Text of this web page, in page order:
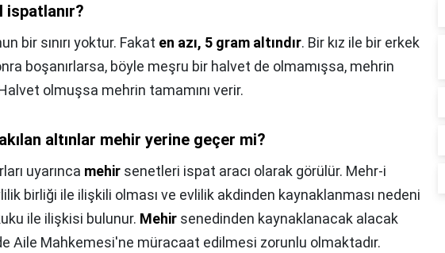
ispatlanır?
bir sınırı yoktur. Fakat en azı, 5 gram altındır. Bir kız ile bir erkek
boşanırlarsa, böyle meşru bir halvet de olmamışsa, mehrin
Halvet olmuşsa mehrin tamamını verir.
altınlar mehir yerine geçer mi?
uyarınca mehir senetleri ispat aracı olarak görülür. Mehr-i
birliği ile ilişkili olması ve evlilik akdinden kaynaklanması nedeni
ile ilişkisi bulunur. Mehir senedinden kaynaklanacak alacak
Aile Mahkemesi'ne müracaat edilmesi zorunlu olmaktadır.